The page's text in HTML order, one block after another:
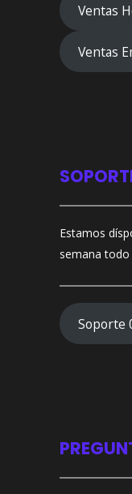
Ventas
Ventas
Estamos
semana todo
Soporte